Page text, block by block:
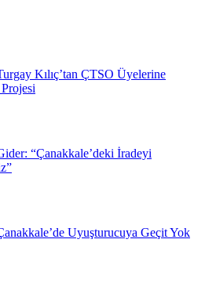
Kılıç’tan ÇTSO Üyelerine
“Çanakkale’deki İradeyi
Uyuşturucuya Geçit Yok